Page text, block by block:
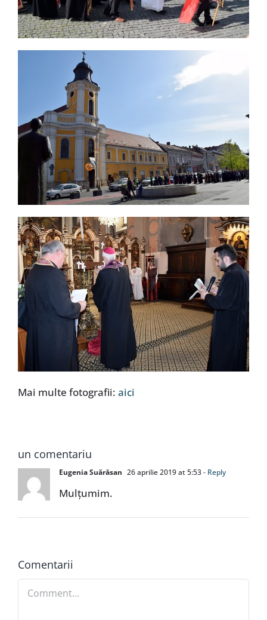
Mai multe fotografii: aici
un comentariu
Eugenia Suărăsan 26 aprilie 2019 at 5:53- Reply
Mulțumim.
Comentarii
Comment